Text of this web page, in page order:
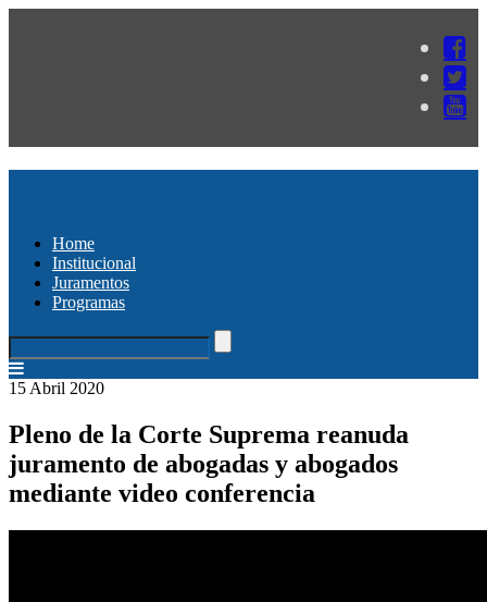
Home
Institucional
Juramentos
Programas
15 Abril 2020
Pleno de la Corte Suprema reanuda
juramento de abogadas y abogados
mediante video conferencia